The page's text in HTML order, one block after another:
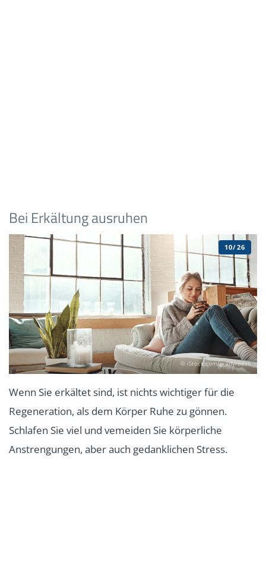
Bei Erkältung ausruhen
© iStock.com/gradyreese
10/26
Wenn Sie erkältet sind, ist nichts wichtiger für die
Regeneration, als dem Körper Ruhe zu gönnen.
Schlafen Sie viel und vemeiden Sie körperliche
Anstrengungen, aber auch gedanklichen Stress.